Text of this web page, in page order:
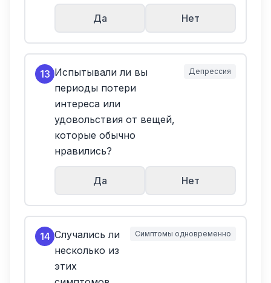
Да Нет
13 Испытывали ли вы
периоды потери
интереса или
удовольствия от вещей,
которые обычно
нравились?
Депрессия
Да Нет
14 Случались ли
несколько из
этих
Симптомы одновременно